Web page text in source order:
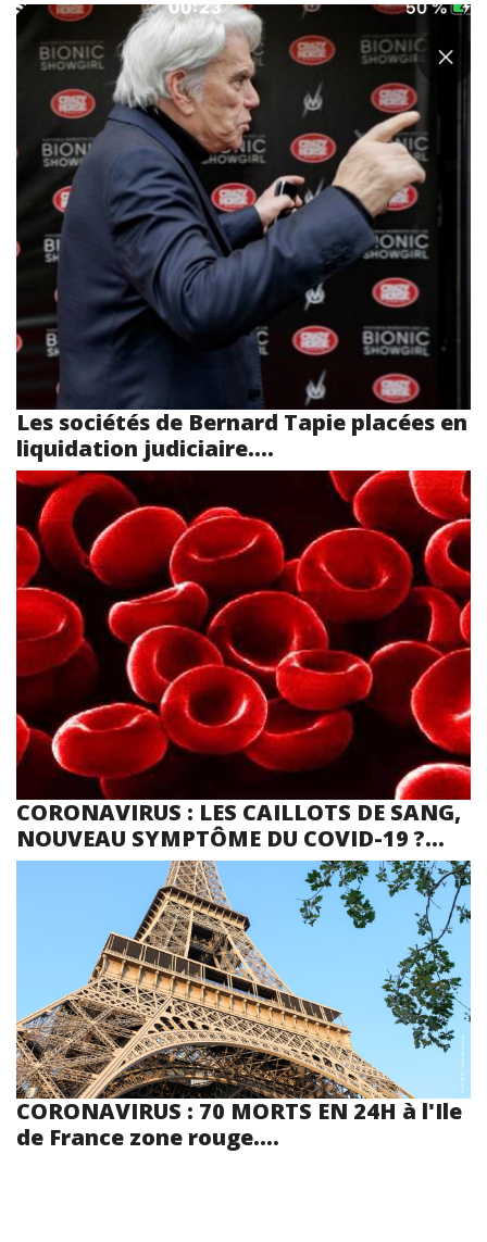
Les sociétés de Bernard Tapie placées en
liquidation judiciaire....
CORONAVIRUS : LES CAILLOTS DE SANG,
NOUVEAU SYMPTÔME DU COVID-19 ?...
CORONAVIRUS : 70 MORTS EN 24H à l'Ile
de France zone rouge....